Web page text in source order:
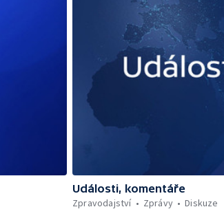
Události, komentáře
Zpravodajství
Zprávy Diskuze